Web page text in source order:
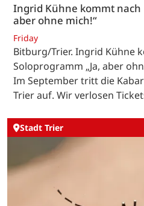
Ingrid Kühne kommt nach
aber ohne mich!“
Friday
Bitburg/Trier. Ingrid Kühne
Soloprogramm „Ja, aber
Im September tritt die
Trier auf. Wir verlosen
Stadt Trier